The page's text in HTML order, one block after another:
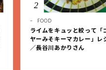
2
FOOD
ライムをキュッと絞って「
ヤーみそキーマカレー」レ
／長谷川あかりさん